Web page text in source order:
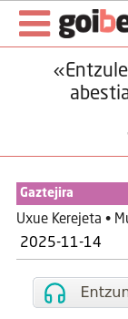
Gaztejira
Uxue Kerejeta •
2025-11-14